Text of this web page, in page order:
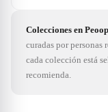
Colecciones en
curadas por personas
cada colección está
recomienda.